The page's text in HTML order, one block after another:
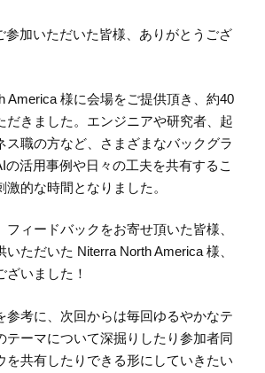
参加いただいた皆様、ありがとうござ
America 様に会場をご提供頂き、約40
だきました。エンジニアや研究者、起
ス職の方など、さまざまなバックグラ
の活用事例や日々の工夫を共有するこ
激的な時間となりました。
フィードバックをお寄せ頂いた皆様、
ただいた Niterra North America 様、
いました！
参考に、次回からは毎回ゆるやかなテ
テーマについて深掘りしたり参加者同
を共有したりできる形にしていきたい